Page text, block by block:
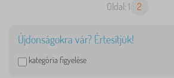
Oldal: 1 2
Újdonságokra vár? Értesítjük!
kategória figyelése